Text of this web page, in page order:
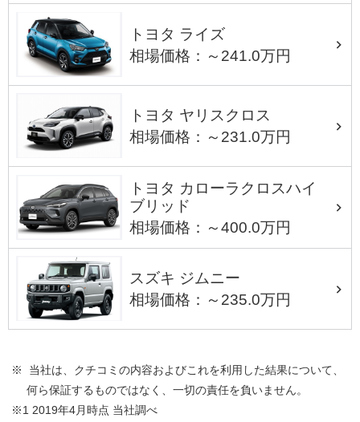
トヨタ ライズ
相場価格：～241.0万円
トヨタ ヤリスクロス
相場価格：～231.0万円
トヨタ カローラクロスハイ
ブリッド
相場価格：～400.0万円
スズキ ジムニー
相場価格：～235.0万円
※ 当社は、クチコミの内容およびこれを利用した結果について、
何ら保証するものではなく、一切の責任を負いません。
※1 2019年4月時点 当社調べ